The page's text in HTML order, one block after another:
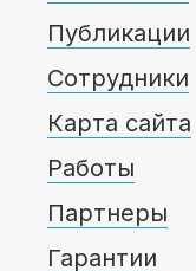
Публикации
Сотрудники
Карта сайта
Работы
Партнеры
Гарантии